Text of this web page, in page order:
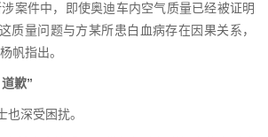
案件中，即使奥迪车内空气质量已经被证明
质量问题与方某所患白血病存在因果关系，
帆指出。
歉”
也深受困扰。